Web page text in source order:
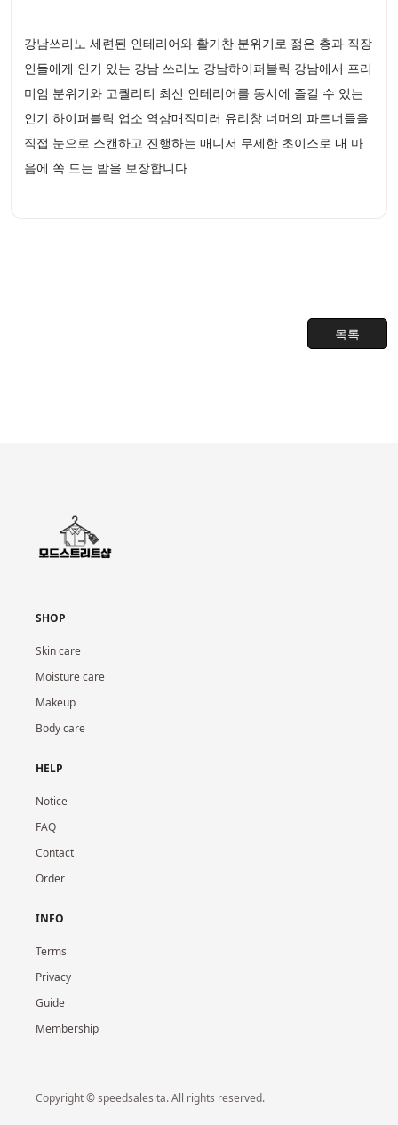
강남쓰리노 세련된 인테리어와 활기찬 분위기로 젊은 층과 직장
인들에게 인기 있는 강남 쓰리노 강남하이퍼블릭 강남에서 프리
미엄 분위기와 고퀄리티 최신 인테리어를 동시에 즐길 수 있는
인기 하이퍼블릭 업소 역삼매직미러 유리창 너머의 파트너들을
직접 눈으로 스캔하고 진행하는 매니저 무제한 초이스로 내 마
음에 쏙 드는 밤을 보장합니다
목록
SHOP
Skin care
Moisture care
Makeup
Body care
HELP
Notice
FAQ
Contact
Order
INFO
Terms
Privacy
Guide
Membership
Copyright © speedsalesita. All rights reserved.